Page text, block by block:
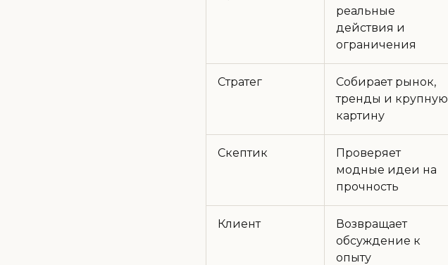
реальные
действия и
ограничения
Стратег
Собирает рынок,
тренды и крупную
картину
Скептик
Проверяет
модные идеи на
прочность
Клиент
Возвращает
обсуждение к
опыту